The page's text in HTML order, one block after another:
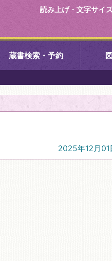
読み上げ・文字サイ
蔵書検索・予約
右京中央図書館
左京図書館
2025年12月01